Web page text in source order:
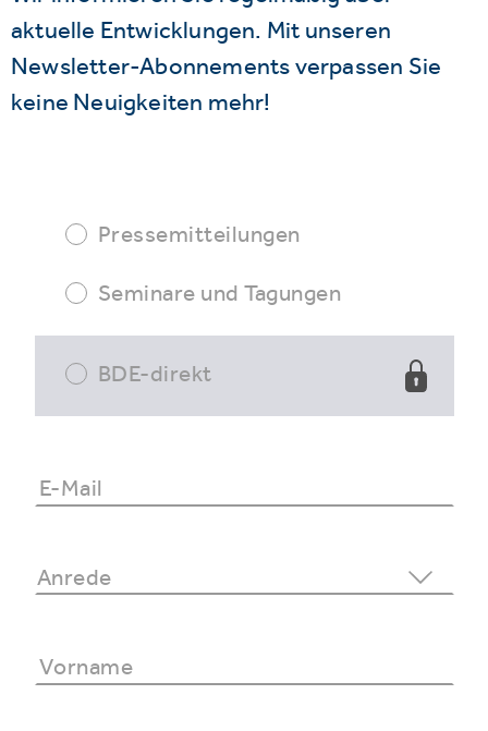
aktuelle Entwicklungen. Mit unseren
Newsletter-Abonnements verpassen Sie
keine Neuigkeiten mehr!
Pressemitteilungen
Seminare und Tagungen
BDE-direkt